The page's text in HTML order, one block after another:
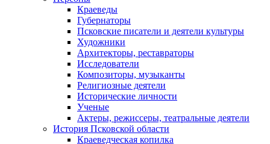
Краеведы
Губернаторы
Псковские писатели и деятели культуры
Художники
Архитекторы, реставраторы
Исследователи
Композиторы, музыканты
Религиозные деятели
Исторические личности
Ученые
Актеры, режиссеры, театральные деятели
История Псковской области
Краеведческая копилка